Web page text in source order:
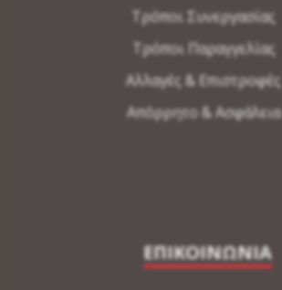
Τρόποι Συνεργασίας
Τρόποι Παραγγελίας
Αλλαγές & Επιστροφές
Απόρρητο & Ασφάλεια
ΕΠΙΚΟΙΝΩΝΙΑ